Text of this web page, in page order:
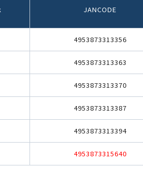
JANCODE
4953873313356
4953873313363
4953873313370
4953873313387
4953873313394
4953873315640